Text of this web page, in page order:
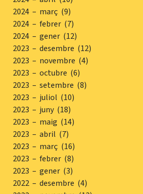
2024 – març (9)
2024 – febrer (7)
2024 – gener (12)
2023 – desembre (12)
2023 – novembre (4)
2023 – octubre (6)
2023 – setembre (8)
2023 – juliol (10)
2023 – juny (18)
2023 – maig (14)
2023 – abril (7)
2023 – març (16)
2023 – febrer (8)
2023 – gener (3)
2022 – desembre (4)